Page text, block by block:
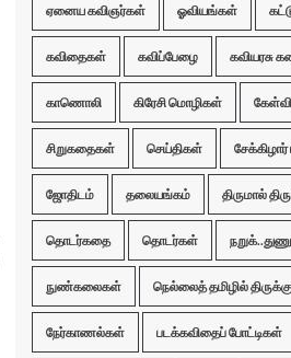
ஏனைய கவிஞர்கள் ஓவியங்கள்
கவிதைகள் கவிப்பேழை
காணொலி கிரேசி மொழிகள்
சிறுகதைகள் செய்திகள்
ஜோதிடம் தலையங்கம் திருமால்
தொடர்கதை தொடர்கள்
நுண்கலைகள் நெல்லைத் தமிழில்
நேர்காணல்கள் படக்கவிதைப் போட்டிகள்